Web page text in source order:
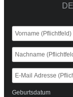
Geburtsdatum